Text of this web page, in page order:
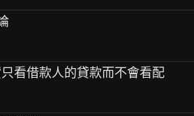
看借款人的貸款而不會看配